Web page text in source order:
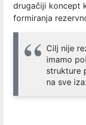
drugačiji koncept
formiranja
Cilj nije
imamo
strukture
na sve